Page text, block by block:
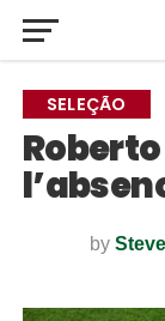
SELEÇÃO
by